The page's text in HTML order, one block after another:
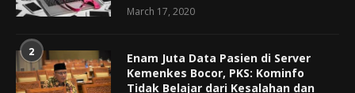
March 17, 2020
2
Enam Juta Data Pasien di Server
Kemenkes Bocor, PKS: Kominfo
Tidak Belajar dari Kesalahan dan